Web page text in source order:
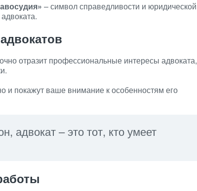
– символ справедливости и юридической
отразит профессиональные интересы адвоката,
и покажут ваше внимание к особенностям его
адвокат – это тот, кто умеет